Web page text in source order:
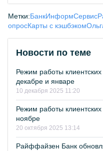
Метки:БанкИнформСервис
опросКарты с кэшбэком
Новости по теме
Режим работы
декабре и январе
10 декабря 2025 11:20
Режим работы
ноябре
20 октября 2025 13:14
Райффайзен Банк